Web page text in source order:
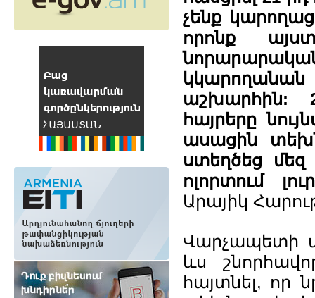
չենք
որոնք
կկարողանան
աշխարհին:
հայրերը
ասացին
ստեղծեց
ոլորտում
Արայիկ
Վարչապետի
ևս
հայտնել, որ